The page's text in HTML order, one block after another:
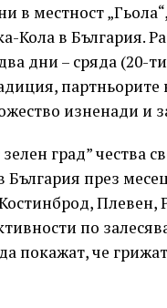
в местност
Кола в България.
дни – сряда (20-
изненади и
град” чества
България през
Плевен,
по
покажат, че